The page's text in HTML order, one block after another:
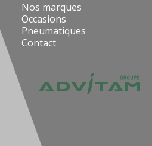
Nos marques
Occasions
Pneumatiques
Contact